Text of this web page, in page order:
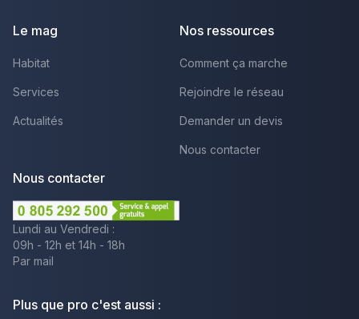
Le mag
Habitat
Services
Actualités
Nos ressources
Comment ça marche
Rejoindre le réseau
Demander un devis
Nous contacter
Nous contacter
Lundi au Vendredi :
09h - 12h et 14h - 18h
Par mail
Plus que pro c'est aussi :